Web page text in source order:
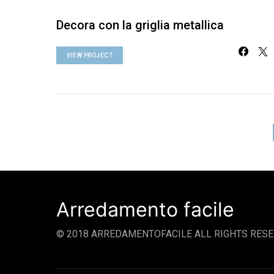
Decora con la griglia metallica
VIEW PROJECT
Arredamento facile
© 2018 ARREDAMENTOFACILE ALL RIGHTS